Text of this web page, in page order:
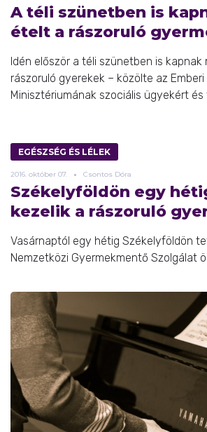
A téli szünetben is
ételt a rászoruló
Idén először a téli szünetben is kapnak
rászoruló gyerekek – közölte az
Minisztériumának szociális ügyekért és
EGÉSZSÉG ÉS LÉLEK
2016. október 07. Csontos Dóra
Székelyföldön egy
kezelik a rászoruló
Vasárnaptól egy hétig Székelyföldön
Nemzetközi Gyermekmentő Szolgálat